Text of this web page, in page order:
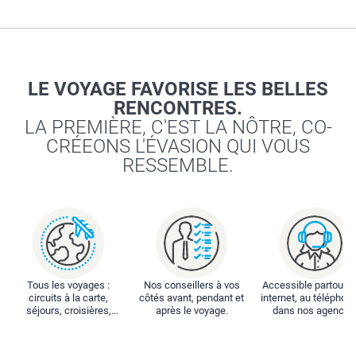
LE VOYAGE FAVORISE LES BELLES
RENCONTRES.
LA PREMIÈRE, C'EST LA NÔTRE, CO-
CRÉEONS L'ÉVASION QUI VOUS
RESSEMBLE.
Tous les voyages :
circuits à la carte,
séjours, croisières,
Nos conseillers à vos
côtés avant, pendant et
après le voyage.
Accessible partout :
internet, au
dans nos